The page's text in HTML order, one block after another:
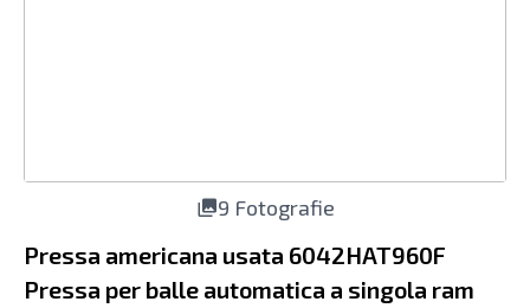
9 Fotografie
Pressa americana usata 6042HAT960F
Pressa per balle automatica a singola ram